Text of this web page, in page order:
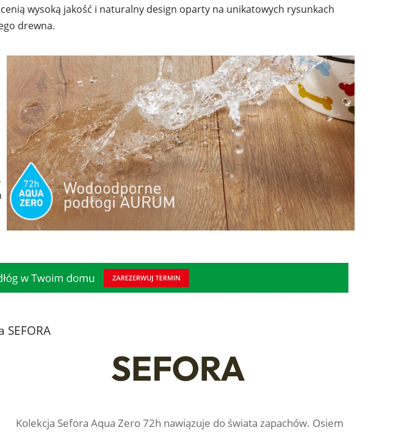
wysoką jakość i naturalny design oparty na unikatowych rysunkach
drewna.
SEFORA
Kolekcja Sefora Aqua Zero 72h nawiązuje do świata zapachów. Osiem